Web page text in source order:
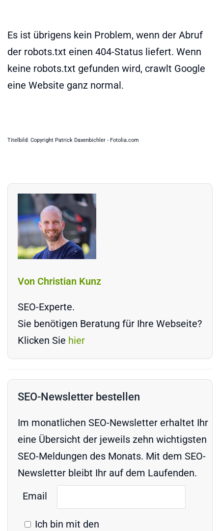
Es ist übrigens kein Problem, wenn der Abruf
der robots.txt einen 404-Status liefert. Wenn
keine robots.txt gefunden wird, crawlt Google
eine Website ganz normal.
Titelbild: Copyright Patrick Daxenbichler - Fotolia.com
Von Christian Kunz
SEO-Experte.
Sie benötigen Beratung für Ihre Webseite?
Klicken Sie hier
SEO-Newsletter bestellen
Im monatlichen SEO-Newsletter erhaltet Ihr
eine Übersicht der jeweils zehn wichtigsten
SEO-Meldungen des Monats. Mit dem SEO-
Newsletter bleibt Ihr auf dem Laufenden.
Email
Ich bin mit den